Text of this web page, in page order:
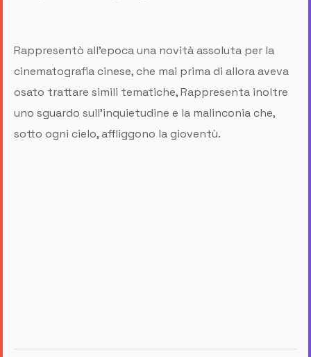
Rappresentò all’epoca una novità assoluta per la
cinematografia cinese, che mai prima di allora aveva
osato trattare simili tematiche, Rappresenta inoltre
uno sguardo sull’inquietudine e la malinconia che,
sotto ogni cielo, affliggono la gioventù.